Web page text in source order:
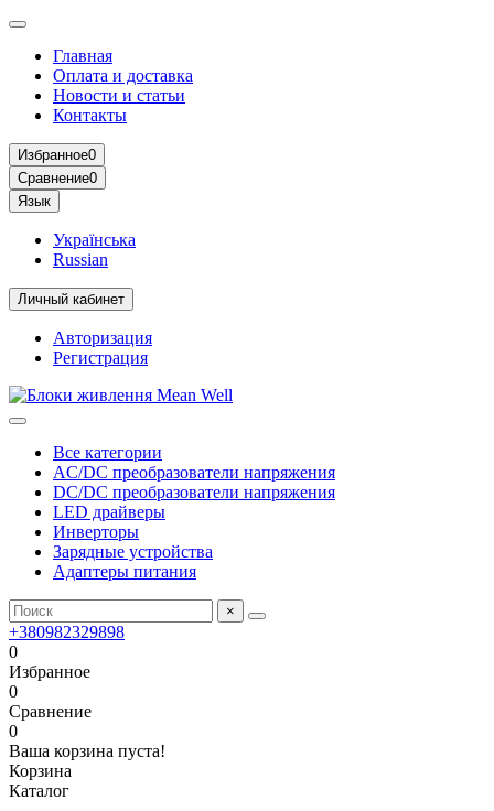
Главная
Оплата и доставка
Новости и статьи
Контакты
Избранное0
Сравнение0
Язык
Українська
Russian
Личный кабинет
Авторизация
Регистрация
Все категории
AC/DC преобразователи напряжения
DC/DC преобразователи напряжения
LED драйверы
Инверторы
Зарядные устройства
Адаптеры питания
×
+380982329898
0
Избранное
0
Сравнение
0
Ваша корзина пуста!
Корзина
Каталог